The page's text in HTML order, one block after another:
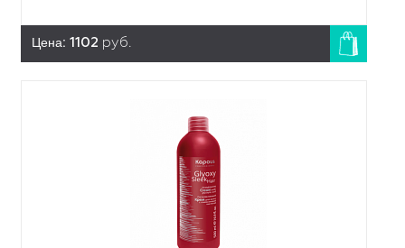
Цена: 1102 руб.